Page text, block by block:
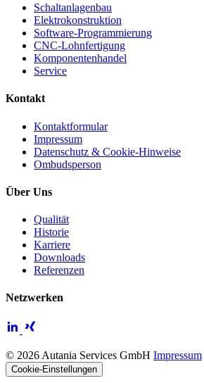
Schaltanlagenbau
Elektrokonstruktion
Software-Programmierung
CNC-Lohnfertigung
Komponentenhandel
Service
Kontakt
Kontaktformular
Impressum
Datenschutz & Cookie-Hinweise
Ombudsperson
Über Uns
Qualität
Historie
Karriere
Downloads
Referenzen
Netzwerken
© 2026 Autania Services GmbH Impressum
Cookie-Einstellungen